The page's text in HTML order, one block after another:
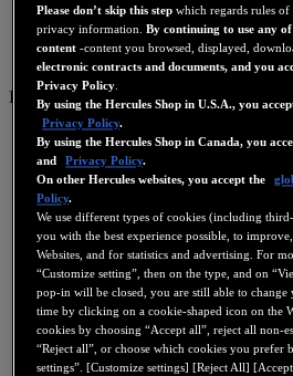
IT
US
FR
ES
GB
DE
IT
NL
PT
Please don’t skip this step which regards rules
privacy information.By continuing to use any
content -content you browsed, displayed,
electronic contracts and documents, and you
Privacy Policy.
By using the Hercules Shop in U.S.A., you
Privacy Policy.
By using the Hercules Shop in Canada, you
and
Privacy Policy.
On other Hercules websites, you accept the
Policy.
We use different types of cookies (including
you with the best experience possible, to
Websites, and for statistics and advertising. For
“Customize setting”, then on the type, and on
pop-in will be closed, you are still able to change
time by clicking on a cookie-shaped icon on the
cookies by choosing “Accept all”, reject all non-
“Reject all”, or choose which cookies you prefer
settings”. [Customize settings] [Reject All]